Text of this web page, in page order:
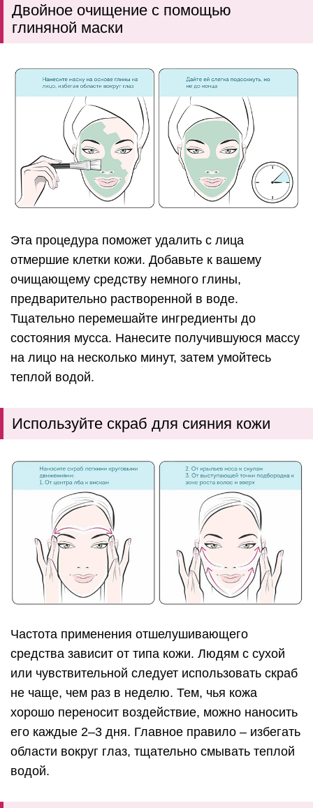
Двойное очищение с помощью
глиняной маски
Эта процедура поможет удалить с лица
отмершие клетки кожи. Добавьте к вашему
очищающему средству немного глины,
предварительно растворенной в воде.
Тщательно перемешайте ингредиенты до
состояния мусса. Нанесите получившуюся массу
на лицо на несколько минут, затем умойтесь
теплой водой.
Используйте скраб для сияния кожи
Частота применения отшелушивающего
средства зависит от типа кожи. Людям с сухой
или чувствительной следует использовать скраб
не чаще, чем раз в неделю. Тем, чья кожа
хорошо переносит воздействие, можно наносить
его каждые 2–3 дня. Главное правило – избегать
области вокруг глаз, тщательно смывать теплой
водой.